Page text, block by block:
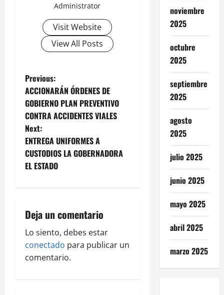
Administrator
Visit Website
View All Posts
P
o
s
t
n
v
i
g
Previous:
ACCIONARÁN ÓRDENES DE
GOBIERNO PLAN PREVENTIVO
CONTRA ACCIDENTES VIALES
Next:
ENTREGA UNIFORMES A
CUSTODIOS LA GOBERNADORA
EL ESTADO
Deja un comentario
Lo siento, debes estar
conectado para publicar un
comentario.
noviembre
2025
octubre
2025
septiembre
2025
agosto
2025
julio 2025
junio 2025
mayo 2025
abril 2025
marzo 2025